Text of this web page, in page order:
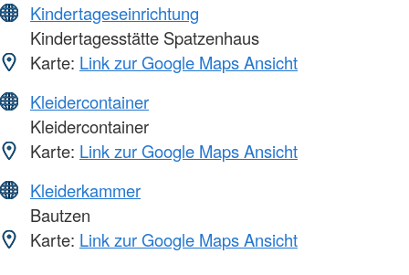
Kindertageseinrichtung
Kindertagesstätte Spatzenhaus
Karte: Link zur Google Maps Ansicht
Kleidercontainer
Kleidercontainer
Karte: Link zur Google Maps Ansicht
Kleiderkammer
Bautzen
Karte: Link zur Google Maps Ansicht